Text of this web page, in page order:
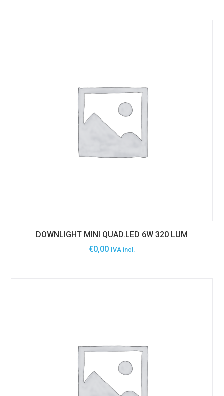
DOWNLIGHT MINI QUAD.LED 6W 320 LUM
€0,00 IVA incl.